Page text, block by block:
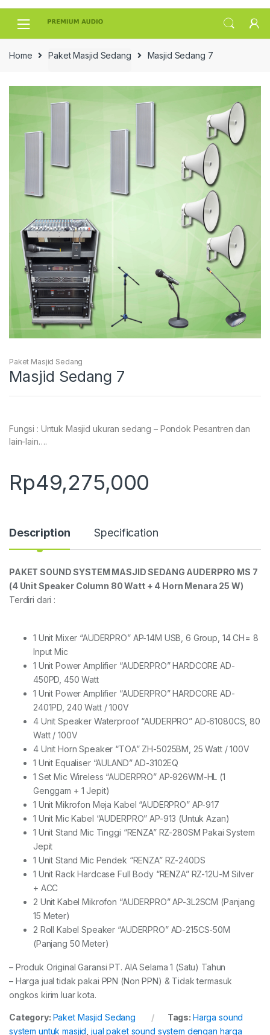
Skip
Skip
Home Paket Masjid Sedang Masjid Sedang 7
Paket Masjid Sedang
Masjid Sedang 7
Fungsi : Untuk Masjid ukuran sedang – Pondok Pesantren dan
lain-lain….
Rp49,275,000
Description Specification
PAKET SOUND SYSTEM MASJID SEDANG AUDERPRO MS 7
(4 Unit Speaker Column 80 Watt + 4 Horn Menara 25 W)
Terdiri dari :
1 Unit Mixer “AUDERPRO” AP-14M USB, 6 Group, 14 CH= 8
Input Mic
1 Unit Power Amplifier “AUDERPRO” HARDCORE AD-
450PD, 450 Watt
1 Unit Power Amplifier “AUDERPRO” HARDCORE AD-
2401PD, 240 Watt / 100V
4 Unit Speaker Waterproof “AUDERPRO” AD-61080CS, 80
Watt / 100V
4 Unit Horn Speaker “TOA” ZH-5025BM, 25 Watt / 100V
1 Unit Equaliser “AULAND” AD-3102EQ
1 Set Mic Wireless “AUDERPRO” AP-926WM-HL (1
Genggam + 1 Jepit)
1 Unit Mikrofon Meja Kabel “AUDERPRO” AP-917
1 Unit Mic Kabel “AUDERPRO” AP-913 (Untuk Azan)
1 Unit Stand Mic Tinggi “RENZA” RZ-280SM Pakai System
Jepit
1 Unit Stand Mic Pendek “RENZA” RZ-240DS
1 Unit Rack Hardcase Full Body “RENZA” RZ-12U-M Silver
+ ACC
2 Unit Kabel Mikrofon “AUDERPRO” AP-3L2SCM (Panjang
15 Meter)
2 Roll Kabel Speaker “AUDERPRO” AD-215CS-50M
(Panjang 50 Meter)
– Produk Original Garansi PT. AIA Selama 1 (Satu) Tahun
– Harga jual tidak pakai PPN (Non PPN) & Tidak termasuk
ongkos kirim luar kota.
Category: Paket Masjid Sedang Tags: Harga sound
system untuk masjid ,jual paket sound system dengan harga